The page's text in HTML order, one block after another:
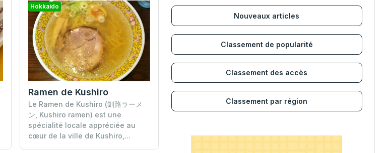
Hokkaido
Ramen de Kushiro
Le Ramen de Kushiro (釧路ラーメ
ン, Kushiro ramen) est une
spécialité locale appréciée au
cœur de la ville de Kushiro,...
Nouveaux articles
Classement de popularité
Classement des accès
Classement par région